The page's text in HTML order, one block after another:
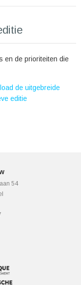
en de prioriteiten die
de uitgebreide
editie
54